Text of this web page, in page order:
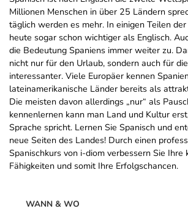
Millionen Menschen in über 25 Ländern
täglich werden es mehr. In einigen Teilen
heute sogar schon wichtiger als Englisch.
die Bedeutung Spaniens immer weiter zu.
nicht nur für den Urlaub, sondern auch für
interessanter. Viele Europäer kennen
lateinamerikanische Länder bereits als
Die meisten davon allerdings „nur“ als
kennenlernen kann man Land und Kultur
Sprache spricht. Lernen Sie Spanisch und
neue Seiten des Landes! Durch einen
Spanischkurs von i-diom verbessern Sie Ihre
Fähigkeiten und somit Ihre Erfolgschancen.
WANN & WO